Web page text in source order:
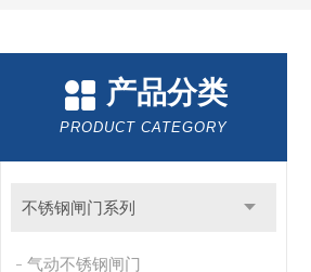
产品分类
PRODUCT CATEGORY
不锈钢闸门系列
气动不锈钢闸门